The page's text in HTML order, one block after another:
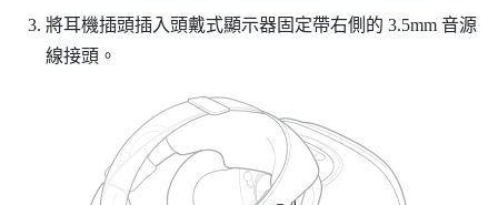
將耳機插頭插入頭戴式顯示器固定帶右側的 3.5mm 音源
線接頭。